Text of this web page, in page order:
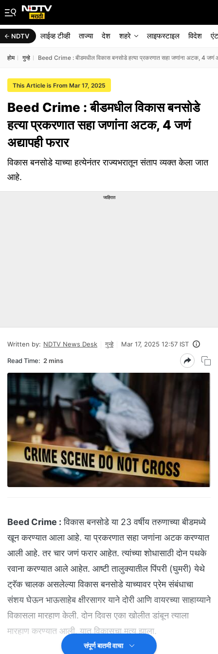
NDTV लाईव्ह टीव्ही ताज्या देश शहरे लाइफस्टाइल विदेश
होम गुन्हे Beed Crime : बीडमधील विकास बनसोडे हत्या प्रकरणात सहा जणांना अटक, 4 जणं
This Article is From Mar 17, 2025
Beed Crime : बीडमधील विकास बनसोडे
हत्या प्रकरणात सहा जणांना अटक, 4 जणं
अद्यापही फरार
विकास बनसोडे याच्या हत्येनंतर राज्यभरातून संताप व्यक्त केला जात
आहे.
जाहिरात
Written by: NDTV News Desk गुन्हे Mar 17, 2025 12:57 IST
Read Time: 2 mins
Beed Crime : विकास बनसोडे या 23 वर्षीय तरुणाच्या बीडमध्ये
खून करण्यात आला आहे. या प्रकरणात सहा जणांना अटक करण्यात
आली आहे. तर चार जणं फरार आहेत. त्यांच्या शोधासाठी दोन पथके
रवाना करण्यात आले आहेत. आष्टी तालुक्यातील पिंपरी (घुमरी) येथे
ट्रॅक चालक असलेल्या विकास बनसोडे याच्यावर प्रेम संबंधाचा
संशय घेऊन भाऊसाहेब क्षीरसागर याने दोरी आणि वायरच्या साहाय्याने
विकासला मारहाण केली. दोन दिवस एका खोलीत डांबून त्याला
मारहाण करण्यात आली. यात विकासचा मृत्यू झाला.
संपूर्ण बातमी वाचा